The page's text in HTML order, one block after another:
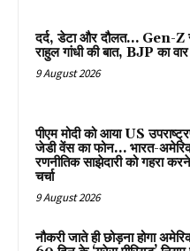
दर्द, डेटा और दौलत… Gen-Z
राहुल गांधी की बात, BJP का वार
9 August 2026
पीएम मोदी को आया US
जेडी वेंस का फोन… भारत-
रणनीतिक साझेदारी को गहरा
चर्चा
9 August 2026
नौकरी जाते ही छोड़ना होगा